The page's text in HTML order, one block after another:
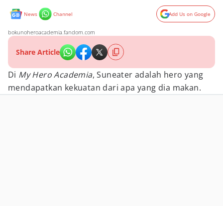
News Channel Add Us on Google
bokunoheroacademia.fandom.com
Share Article
Di My Hero Academia, Suneater adalah hero yang
mendapatkan kekuatan dari apa yang dia makan.